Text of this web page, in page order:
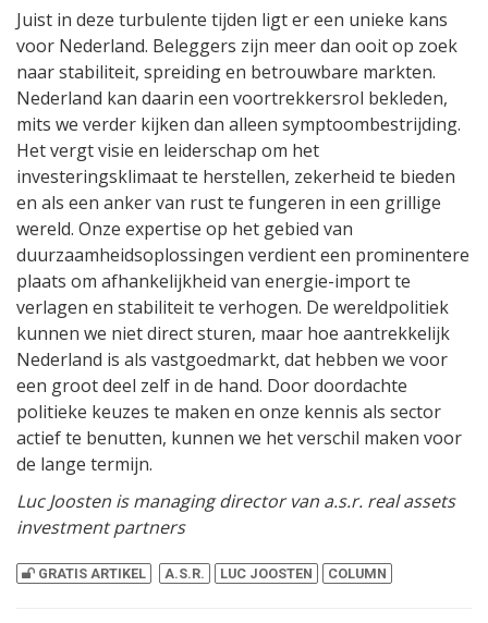
Juist in deze turbulente tijden ligt er een unieke kans
voor Nederland. Beleggers zijn meer dan ooit op zoek
naar stabiliteit, spreiding en betrouwbare markten.
Nederland kan daarin een voortrekkersrol bekleden,
mits we verder kijken dan alleen symptoombestrijding.
Het vergt visie en leiderschap om het
investeringsklimaat te herstellen, zekerheid te bieden
en als een anker van rust te fungeren in een grillige
wereld. Onze expertise op het gebied van
duurzaamheidsoplossingen verdient een prominentere
plaats om afhankelijkheid van energie-import te
verlagen en stabiliteit te verhogen. De wereldpolitiek
kunnen we niet direct sturen, maar hoe aantrekkelijk
Nederland is als vastgoedmarkt, dat hebben we voor
een groot deel zelf in de hand. Door doordachte
politieke keuzes te maken en onze kennis als sector
actief te benutten, kunnen we het verschil maken voor
de lange termijn.
Luc Joosten is managing director van a.s.r. real assets
investment partners
GRATIS ARTIKEL A.S.R. LUC JOOSTEN COLUMN